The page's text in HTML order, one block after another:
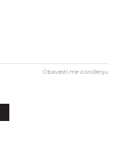
Obavesti me o sniženju